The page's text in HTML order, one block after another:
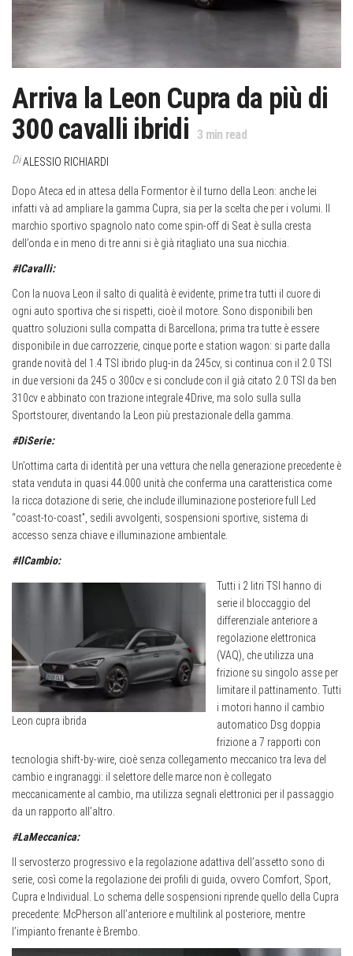
Arriva la Leon Cupra da più di
300 cavalli ibridi
3 min read
DiALESSIO RICHIARDI
Dopo Ateca ed in attesa della Formentor è il turno della Leon: anche lei
infatti và ad ampliare la gamma Cupra, sia per la scelta che per i volumi. Il
marchio sportivo spagnolo nato come spin-off di Seat è sulla cresta
dell’onda e in meno di tre anni si è già ritagliato una sua nicchia.
#ICavalli:
Con la nuova Leon il salto di qualità è evidente, prime tra tutti il cuore di
ogni auto sportiva che si rispetti, cioè il motore. Sono disponibili ben
quattro soluzioni sulla compatta di Barcellona; prima tra tutte è essere
disponibile in due carrozzerie, cinque porte e station wagon: si parte dalla
grande novità del 1.4 TSI ibrido plug-in da 245cv, si continua con il 2.0 TSI
in due versioni da 245 o 300cv e si conclude con il già citato 2.0 TSI da ben
310cv e abbinato con trazione integrale 4Drive, ma solo sulla sulla
Sportstourer, diventando la Leon più prestazionale della gamma.
#DiSerie:
Un’ottima carta di identità per una vettura che nella generazione precedente è
stata venduta in quasi 44.000 unità che conferma una caratteristica come
la ricca dotazione di serie, che include illuminazione posteriore full Led
“coast-to-coast”, sedili avvolgenti, sospensioni sportive, sistema di
accesso senza chiave e illuminazione ambientale.
#IlCambio:
Leon cupra ibrida
Tutti i 2 litri TSI hanno di
serie il bloccaggio del
differenziale anteriore a
regolazione elettronica
(VAQ), che utilizza una
frizione su singolo asse per
limitare il pattinamento. Tutti
i motori hanno il cambio
automatico Dsg doppia
frizione a 7 rapporti con
tecnologia shift-by-wire, cioè senza collegamento meccanico tra leva del
cambio e ingranaggi: il selettore delle marce non è collegato
meccanicamente al cambio, ma utilizza segnali elettronici per il passaggio
da un rapporto all’altro.
#LaMeccanica:
Il servosterzo progressivo e la regolazione adattiva dell’assetto sono di
serie, così come la regolazione dei profili di guida, ovvero Comfort, Sport,
Cupra e Individual. Lo schema delle sospensioni riprende quello della Cupra
precedente: McPherson all’anteriore e multilink al posteriore, mentre
l’impianto frenante è Brembo.